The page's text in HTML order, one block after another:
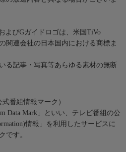
よびGガイドロゴは、米国TiVo
関連会社の日本国内における商標ま
る記事・写真等あらゆる素材の無断
番組情報マーク）
Data Mark」といい、テレビ番組の公
情報」を利用したサービスに
です。